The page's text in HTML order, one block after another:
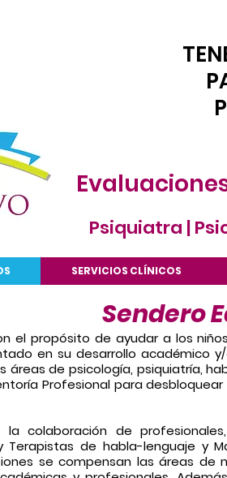
SERVICIOS CLÍNICOS
Psiquiatra |
Sendero
el propósito de ayudar a los
en su desarrollo académico
áreas de psicología, psiquiatría,
Profesional para
colaboración de
Terapistas de habla-lenguaje
se compensan las áreas